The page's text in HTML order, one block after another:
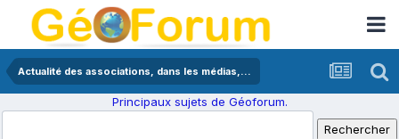
Actualité des associations, dans les médias,...
Principaux sujets de Géoforum.